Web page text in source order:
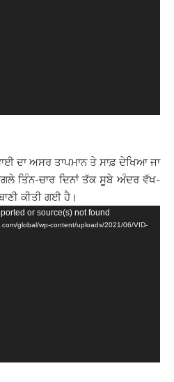
ਦਾ ਅਸਰ ਤਾਪਮਾਨ ਤੇ ਸਾਫ਼ ਦੇਖਿਆ ਜਾ
ਤਿੰਨ-ਚਾਰ ਦਿਨਾਂ ਤੱਕ ਸੂਬੇ ਅੰਦਰ ਵੱਖ-
ਕੀਤੀ ਗਈ ਹੈ।
or source(s) not found
global/wp-content/uploads/2021/06/VID-